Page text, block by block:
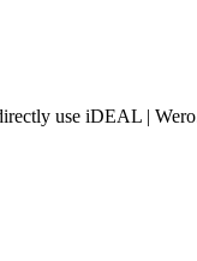
use iDEAL |